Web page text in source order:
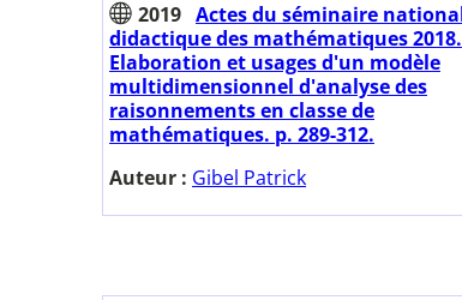
2019 Actes du séminaire
didactique des mathématiques 2018.
Elaboration et usages d'un modèle
multidimensionnel d'analyse des
raisonnements en classe de
mathématiques. p. 289-312.
Auteur : Gibel Patrick